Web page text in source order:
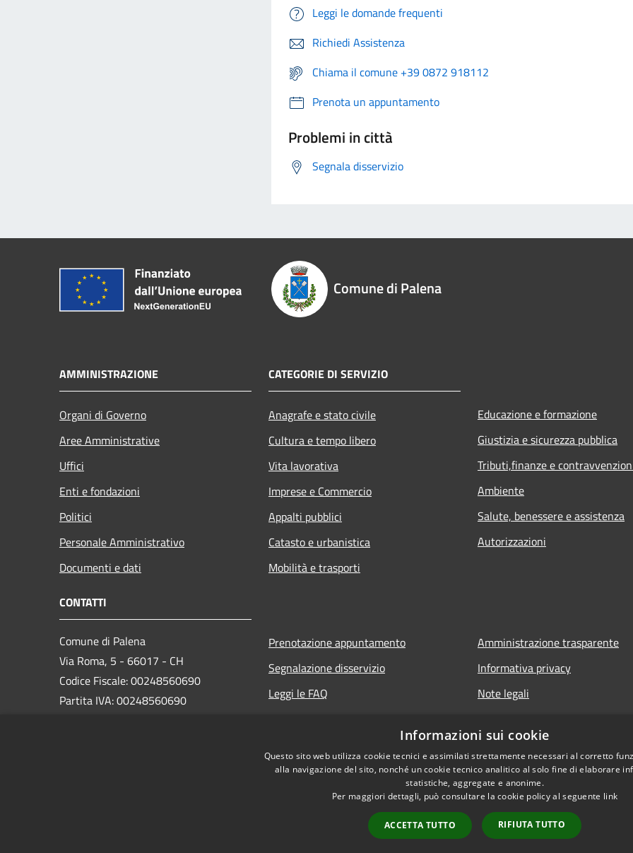
Leggi le domande frequenti
Richiedi Assistenza
Chiama il comune +39 0872 918112
Prenota un appuntamento
Problemi in città
Segnala disservizio
Comune di Palena
AMMINISTRAZIONE
Organi di Governo
Aree Amministrative
Uffici
Enti e fondazioni
Politici
Personale Amministrativo
Documenti e dati
CATEGORIE DI SERVIZIO
Anagrafe e stato civile
Cultura e tempo libero
Vita lavorativa
Imprese e Commercio
Appalti pubblici
Catasto e urbanistica
Mobilità e trasporti
Educazione e formazione
Giustizia e sicurezza pubblica
Tributi,finanze e
Ambiente
Salute, benessere e assistenza
Autorizzazioni
CONTATTI
Comune di Palena
Via Roma, 5 - 66017 - CH
Codice Fiscale: 00248560690
Partita IVA: 00248560690
Prenotazione appuntamento
Segnalazione disservizio
Leggi le FAQ
Amministrazione trasparente
Informativa privacy
Note legali
Informazioni sui cookie
Questo sito web utilizza cookie tecnici e assimilati strettamente necessari al corretto
alla navigazione del sito, nonché un cookie tecnico analitico al solo fine di elaborare
statistiche, aggregate e anonime.
Per maggiori dettagli, può consultare la cookie policy al seguente link
ACCETTA TUTTO RIFIUTA TUTTO